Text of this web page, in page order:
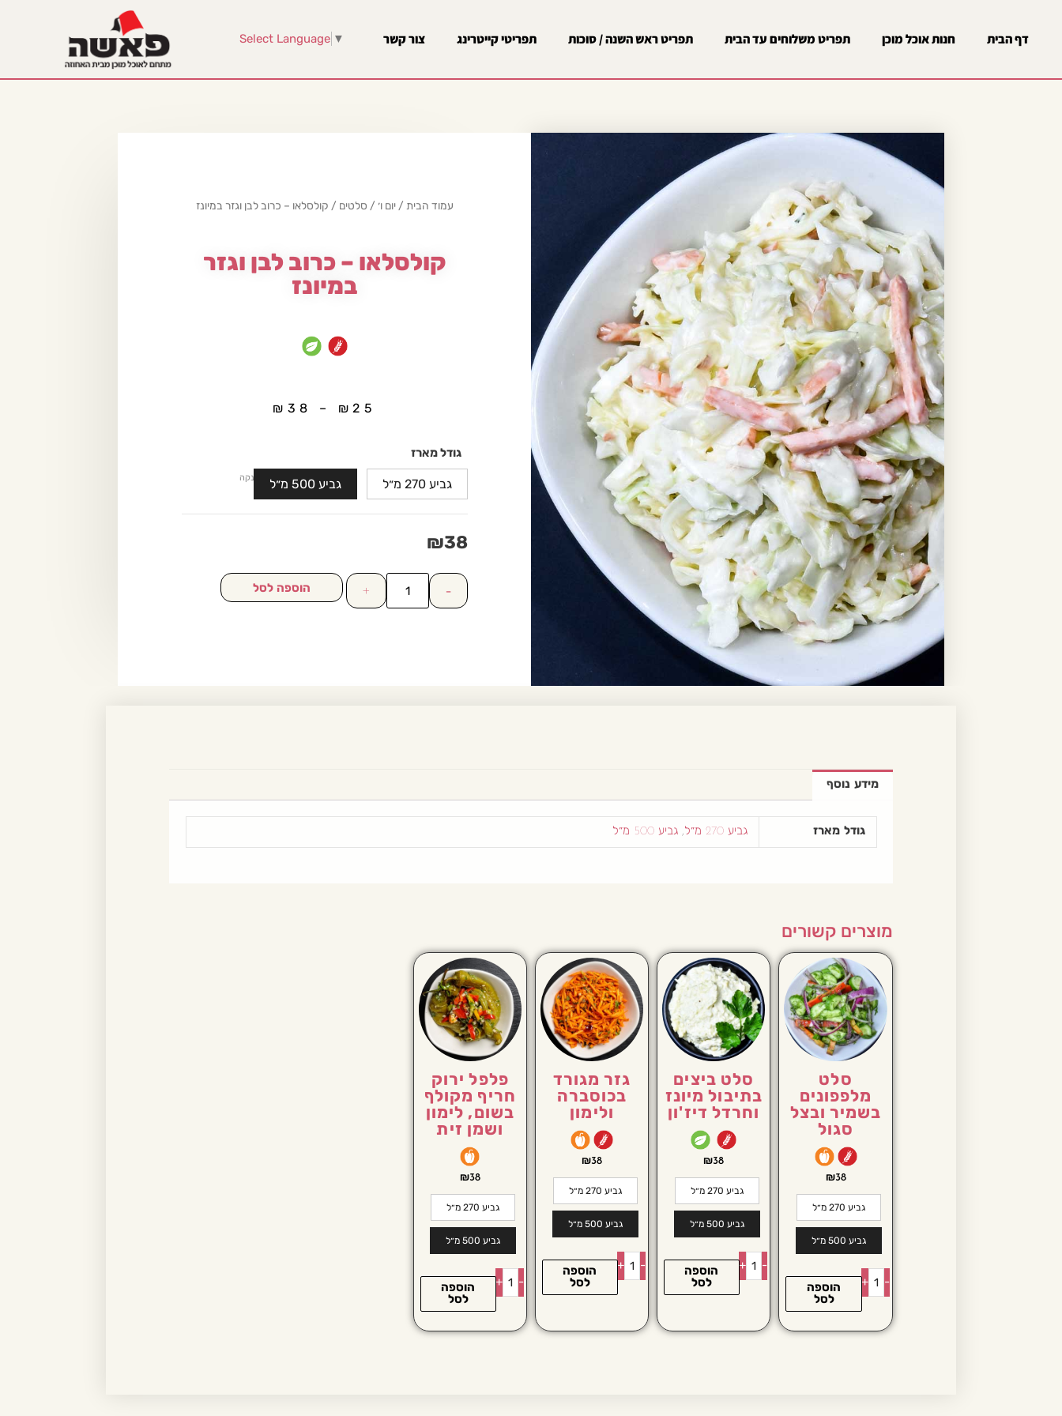
דף הבית חנות אוכל מוכן תפריט משלוחים עד הבית תפריט ראש השנה / סוכות תפריטי קייטרינג צור קשר Select Language ▼
עמוד הבית/יום ו׳ / סלטים / קולסלאו – כרוב לבן וגזר במיונז
קולסלאו – כרוב לבן וגזר
במיונז
₪25
–
₪ 38
גודל מארז
גביע 270 מ״ל גביע 500 מ״ל נקה
₪38
הוספה לסל
מידע נוסף
גודל מארז גביע 270 מ״ל , גביע 500 מ״ל
מוצרים קשורים
סלט
מלפפונים
בשמיר ובצל
סגול
₪38
גביע 270 מ״ל
גביע 500 מ״ל
-
+
הוספה
לסל
סלט ביצים
בתיבול מיונז
וחרדל דיז'ון
₪38
גביע 270 מ״ל
גביע 500 מ״ל
-
+
הוספה
לסל
גזר מגורד
בכוסברה
ולימון
₪38
גביע 270 מ״ל
גביע 500 מ״ל
-
+
הוספה
לסל
פלפל ירוק
חריף מקולף
בשום, לימון
ושמן זית
₪38
גביע 270 מ״ל
גביע 500 מ״ל
-
+
הוספה
לסל